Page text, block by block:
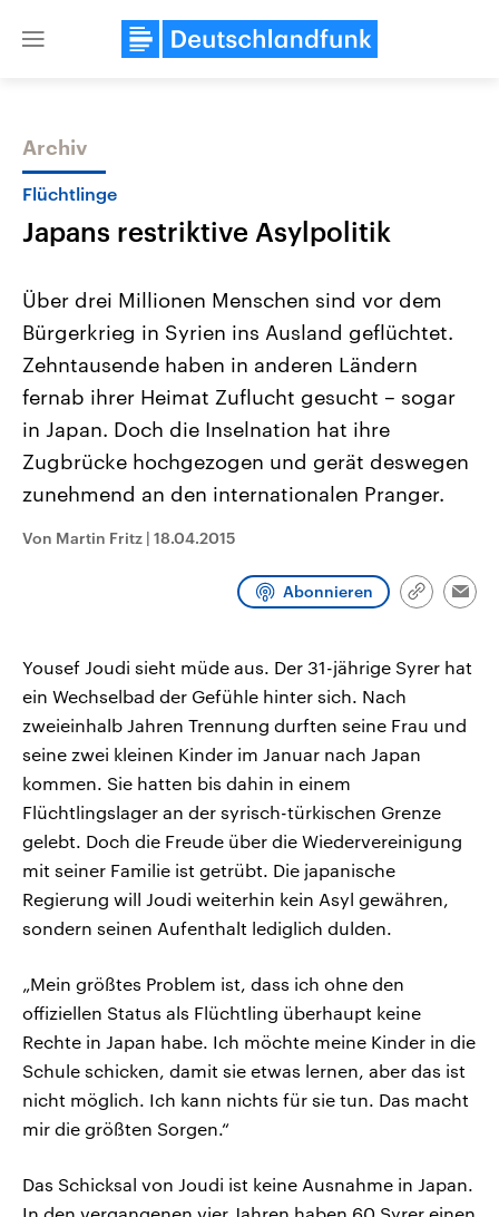
Close
Themen
Landtagswahl Sachsen-Anhalt
2026
Alle Informationen
Sachsen-Anhalt wählt am 6.
September 2026 einen neuen
Landtag. Seit 2021 wird das
Bundesland von einer Koalition aus
Umfragen, Prognosen,
Wahlprogramme, aktuelle Berichte
und Kandidaten der anstehenden
Aktuelle Beiträge,
Hintergründe
Wirtschaftlich und
gehören die Vereinigten
den mächtigsten Ländern
mit großem Einfluss auf
Archiv
Flüchtlinge
Japans restriktive Asylpolitik
Über drei Millionen Menschen sind vor dem
Bürgerkrieg in Syrien ins Ausland geflüchtet.
Zehntausende haben in anderen Ländern
fernab ihrer Heimat Zuflucht gesucht – sogar
in Japan. Doch die Inselnation hat ihre
Zugbrücke hochgezogen und gerät deswegen
zunehmend an den internationalen Pranger.
Von Martin Fritz | 18.04.2015
Abonnieren
Link
Yousef Joudi sieht müde aus. Der 31-jährige Syrer hat
ein Wechselbad der Gefühle hinter sich. Nach
zweieinhalb Jahren Trennung durften seine Frau und
seine zwei kleinen Kinder im Januar nach Japan
kommen. Sie hatten bis dahin in einem
Flüchtlingslager an der syrisch-türkischen Grenze
gelebt. Doch die Freude über die Wiedervereinigung
mit seiner Familie ist getrübt. Die japanische
Regierung will Joudi weiterhin kein Asyl gewähren,
sondern seinen Aufenthalt lediglich dulden.
„Mein größtes Problem ist, dass ich ohne den
offiziellen Status als Flüchtling überhaupt keine
Rechte in Japan habe. Ich möchte meine Kinder in die
Schule schicken, damit sie etwas lernen, aber das ist
nicht möglich. Ich kann nichts für sie tun. Das macht
mir die größten Sorgen.“
Das Schicksal von Joudi ist keine Ausnahme in Japan.